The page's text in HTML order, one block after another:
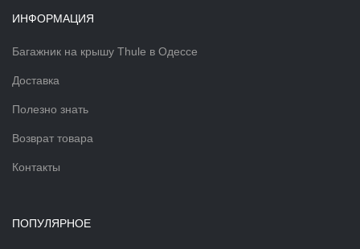
ИНФОРМАЦИЯ
Багажник на крышу Thule в Одессе
Доставка
Полезно знать
Возврат товара
Контакты
ПОПУЛЯРНОЕ